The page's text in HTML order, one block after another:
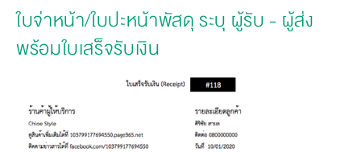
ใบจ่าหน้า/ใบปะหน้าพัสดุ ระบุ ผู้รับ - ผู้ส่ง
พร้อมใบเสร็จรับเงิน